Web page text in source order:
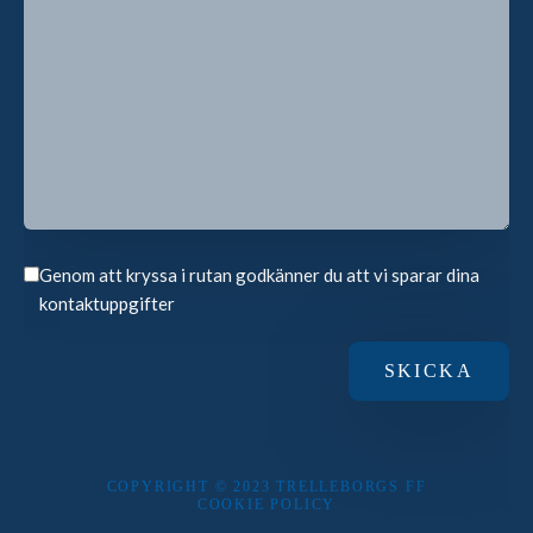
Genom att kryssa i rutan godkänner du att vi sparar dina
kontaktuppgifter
COPYRIGHT © 2023 TRELLEBORGS FF
COOKIE POLICY